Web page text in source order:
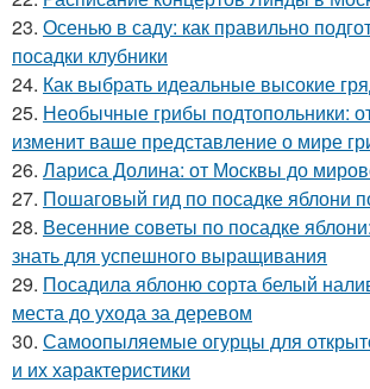
23. Осенью в саду: как правильно
посадки клубники
24. Как выбрать идеальные высокие
25. Необычные грибы подтопольники:
изменит ваше представление о мире
26. Лариса Долина: от Москвы до
27. Пошаговый гид по посадке яблони
28. Весенние советы по посадке
знать для успешного выращивания
29. Посадила яблоню сорта белый
места до ухода за деревом
30. Самоопыляемые огурцы для
и их характеристики